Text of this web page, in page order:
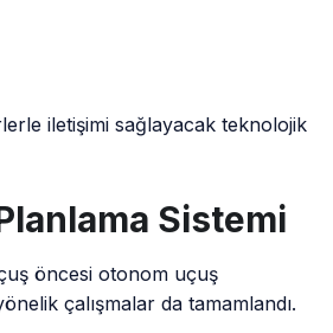
iletişimi sağlayacak teknolojik
Sistemi
öncesi otonom uçuş
çalışmalar da tamamlandı.